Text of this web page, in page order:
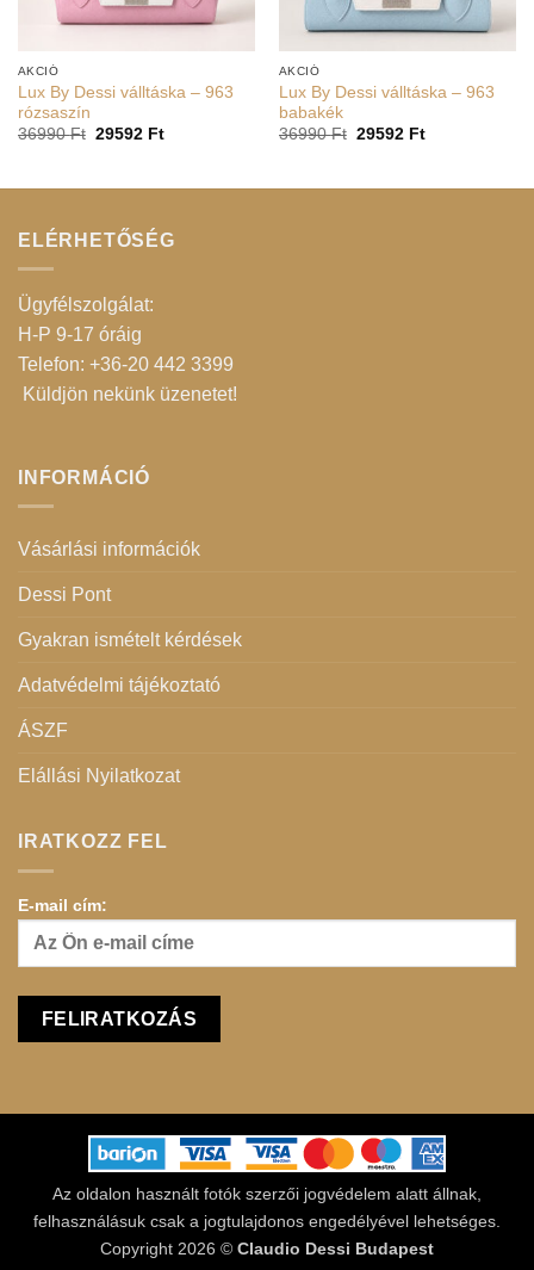
AKCIÓ
Lux By Dessi válltáska – 963
rózsaszín
36990Ft 29592 Ft
AKCIÓ
Lux By Dessi válltáska – 963
babakék
36990Ft 29592 Ft
ELÉRHETŐSÉG
Ügyfélszolgálat:
H-P 9-17 óráig
Telefon: +36-20 442 3399
Küldjön nekünk üzenetet!
INFORMÁCIÓ
Vásárlási információk
Dessi Pont
Gyakran ismételt kérdések
Adatvédelmi tájékoztató
ÁSZF
Elállási Nyilatkozat
IRATKOZZ FEL
E-mail cím:
Az oldalon használt fotók szerzői jogvédelem alatt állnak,
felhasználásuk csak a jogtulajdonos engedélyével lehetséges.
Copyright 2026 © Claudio Dessi Budapest